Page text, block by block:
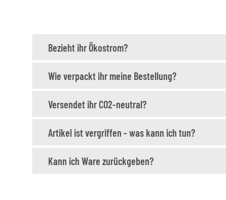
Bezieht ihr Ökostrom?
Wie verpackt ihr meine Bestellung?
Versendet ihr CO2-neutral?
Artikel ist vergriffen - was kann ich tun?
Kann ich Ware zurückgeben?